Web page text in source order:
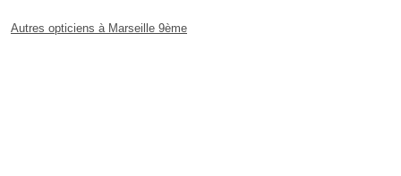
Autres opticiens à Marseille 9ème